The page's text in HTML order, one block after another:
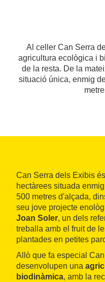
Al celler Can Serra
agricultura ecològica i
de la resta. De la
situació única, enmig
Can Serra dels Exibis
hectàrees situada
500 metres d'alçada,
seu jove projecte
Joan Soler, un dels
treballa amb el fruit de
plantades en petites
Allò que fa especial
desenvolupen una
biodinàmica, amb la